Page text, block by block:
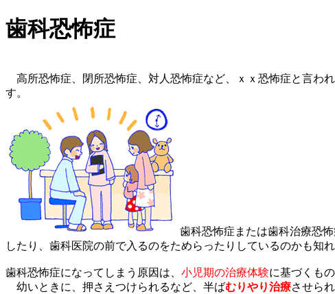
歯科恐怖症
高所恐怖症、閉所恐怖症、対人恐怖症など、ｘｘ恐怖症と言わ
す。
歯科恐怖症または歯科治療恐
したり、歯科医院の前で入るのをためらったりしているのかも知れ
歯科恐怖症になってしまう原因は、 小児期の治療体験に基づくも
幼いときに、押さえつけられるなど、半ばむりやり治療させら